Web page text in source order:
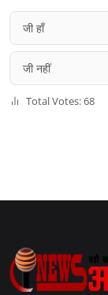
जी हाँ
जी नहीं
Total Votes: 68